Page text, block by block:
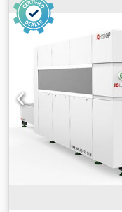
カスヘッド 窒素比例
ークーラー - Hanli 最
X/Y位置決め精度 -
±0.03 mm/m 最大移
Crodpfx Aownpmcjm